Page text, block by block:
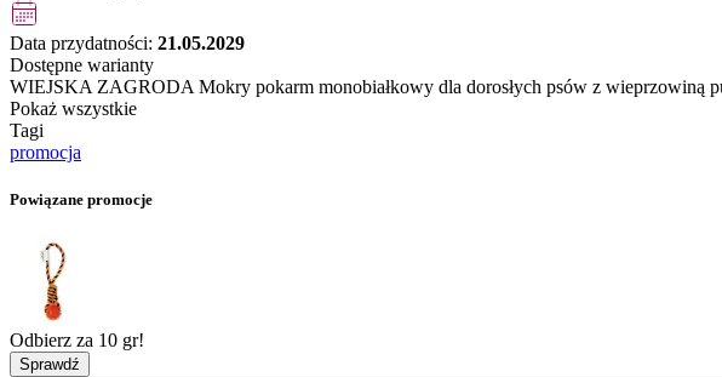
Data przydatności: 21.05.2029
Dostępne warianty
WIEJSKA ZAGRODA Mokry pokarm monobiałkowy dla dorosłych psów z wieprzowiną
Pokaż wszystkie
Tagi
promocja
Powiązane promocje
Odbierz za 10 gr!
Sprawdź